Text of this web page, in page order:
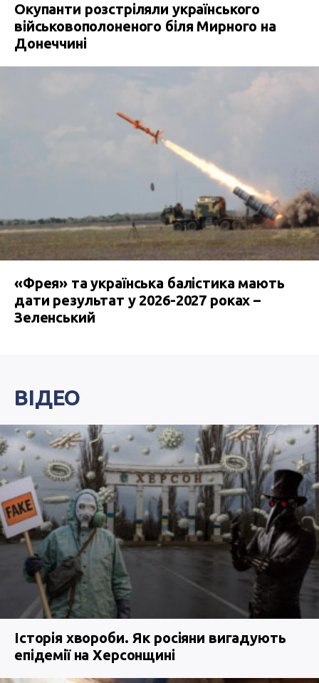
Окупанти розстріляли українського
військовополоненого біля Мирного на
Донеччині
«Фрея» та українська балістика мають
дати результат у 2026-2027 роках –
Зеленський
ВІДЕО
Історія хвороби. Як росіяни вигадують
епідемії на Херсонщині